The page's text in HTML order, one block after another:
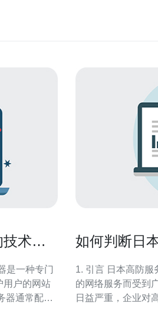
术原
用户的网站
如何判断日
1. 引言 日本高防服务器因其独特的地理位置和高质量
的网络服务而受到
日益严重，企业对